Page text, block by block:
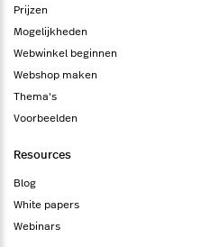
Prijzen
Mogelijkheden
Webwinkel beginnen
Webshop maken
Thema's
Voorbeelden
Resources
Blog
White papers
Webinars